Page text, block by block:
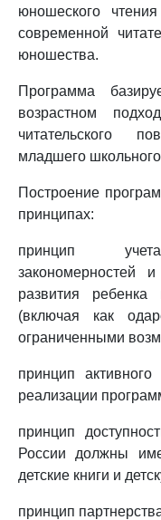
юношеского
современной
юношества.
Программа
возрастном
читательского
младшего
Построение
принципах:
принцип учета
закономерностей
развития
(включая как
ограниченными
принцип
реализации
принцип
России должны
детские книги и
принцип